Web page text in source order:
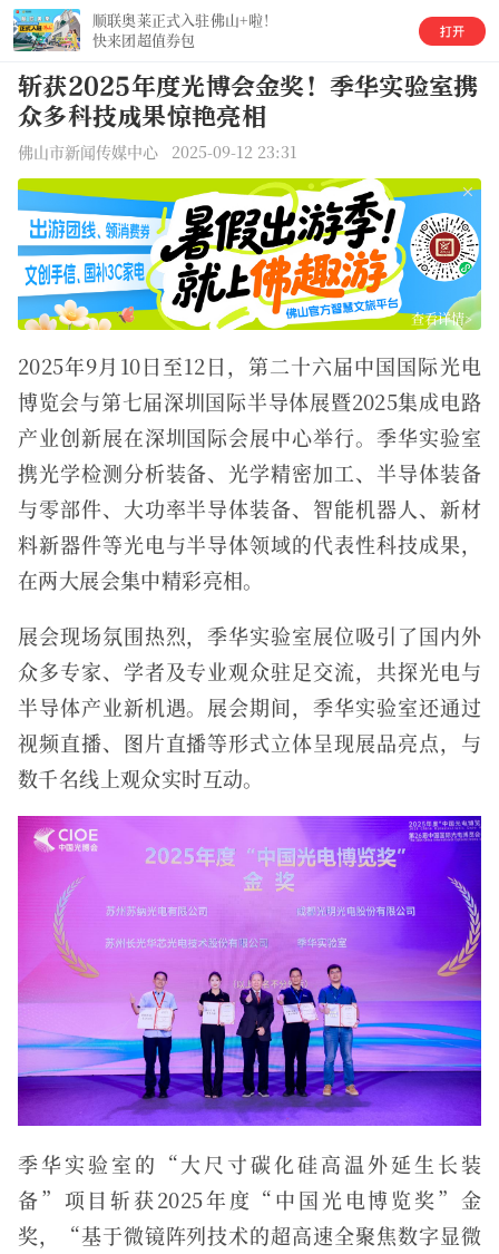
顺联奥莱正式入驻佛山+啦！
快来团超值券包
斩获2025年度光博会金奖！季华实验室携
众多科技成果惊艳亮相
佛山市新闻传媒中心 2025-09-12 23:31
查看详情>
2025年9月10日至12日，第二十六届中国国际光电
博览会与第七届深圳国际半导体展暨2025集成电路
产业创新展在深圳国际会展中心举行。季华实验室
携光学检测分析装备、光学精密加工、半导体装备
与零部件、大功率半导体装备、智能机器人、新材
料新器件等光电与半导体领域的代表性科技成果，
在两大展会集中精彩亮相。
展会现场氛围热烈，季华实验室展位吸引了国内外
众多专家、学者及专业观众驻足交流，共探光电与
半导体产业新机遇。展会期间，季华实验室还通过
视频直播、图片直播等形式立体呈现展品亮点，与
数千名线上观众实时互动。
季华实验室的“大尺寸碳化硅高温外延生长装
备”项目斩获2025年度“中国光电博览奖”金
奖，“基于微镜阵列技术的超高速全聚焦数字显微